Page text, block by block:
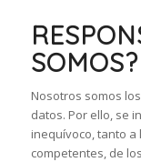
SOMOS?
Nosotros somos
datos. Por ello, se
inequívoco, tanto
competentes, de